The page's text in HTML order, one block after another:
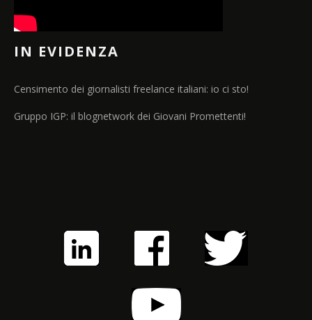
IN EVIDENZA
Censimento dei giornalisti freelance italiani: io ci sto!
Gruppo IGP: il blognetwork dei Giovani Promettenti!